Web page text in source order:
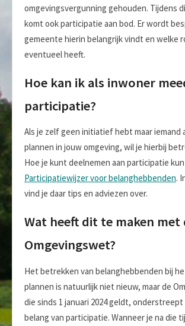
omgevingsvergunning gehouden. Tijdens
komt ook participatie aan bod. Er wordt
gemeente hierin belangrijk vindt en welke
eventueel heeft.
Hoe kan ik als inwoner
participatie?
Als je zelf geen initiatief hebt maar iemand
plannen in jouw omgeving, wil je hierbij
Hoe je kunt deelnemen aan participatie
Participatiewijzer voor belanghebbenden.
vind je daar tips en adviezen over.
Wat heeft dit te maken met
Omgevingswet?
Het betrekken van belanghebbenden bij
plannen is natuurlijk niet nieuw, maar de
die sinds 1 januari 2024 geldt,
belang van participatie. Wanneer je na die